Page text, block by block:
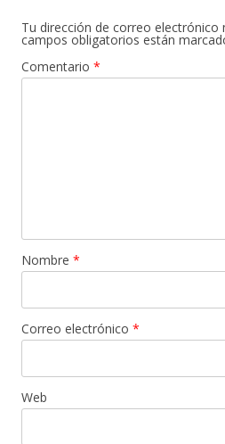
Tu dirección de correo electrónico
campos obligatorios están
Comentario *
Nombre *
Correo electrónico *
Web